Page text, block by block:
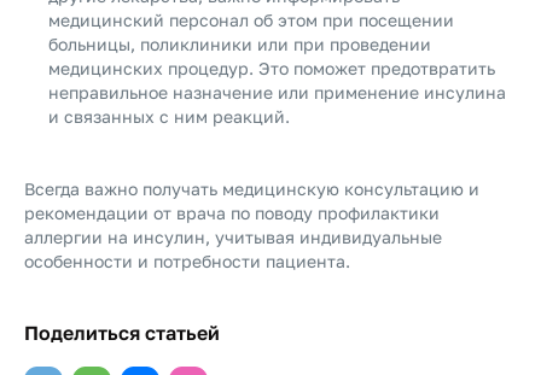
медицинский персонал об этом при посещении
больницы, поликлиники или при проведении
медицинских процедур. Это поможет предотвратить
неправильное назначение или применение инсулина
и связанных с ним реакций.
Всегда важно получать медицинскую консультацию и
рекомендации от врача по поводу профилактики
аллергии на инсулин, учитывая индивидуальные
особенности и потребности пациента.
Поделиться статьей